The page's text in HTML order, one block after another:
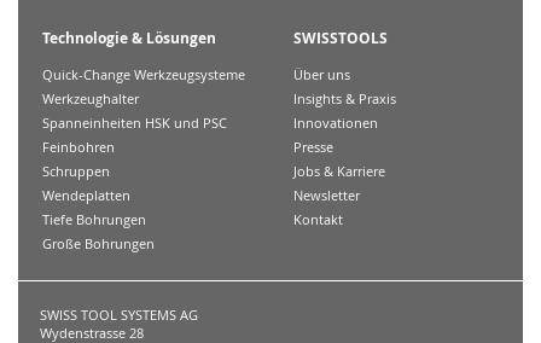
Technologie & Lösungen
Quick-Change Werkzeugsysteme
Werkzeughalter
Spanneinheiten HSK und PSC
Feinbohren
Schruppen
Wendeplatten
Tiefe Bohrungen
Große Bohrungen
SWISSTOOLS
Über uns
Insights & Praxis
Innovationen
Presse
Jobs & Karriere
Newsletter
Kontakt
SWISS TOOL SYSTEMS AG
Wydenstrasse 28